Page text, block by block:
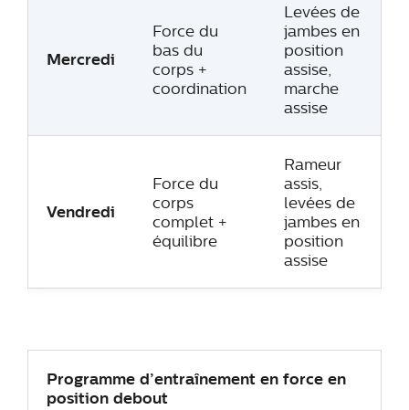
Mercredi
Force du
bas du
corps +
coordination
Levées de
jambes en
position
assise,
marche
assise
Vendredi
Force du
corps
complet +
équilibre
Rameur
assis,
levées de
jambes en
position
assise
Programme d’entraînement en force en
position debout